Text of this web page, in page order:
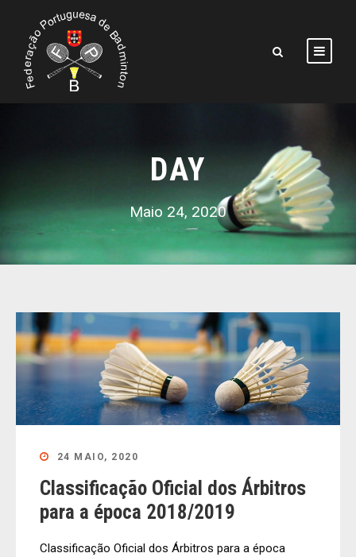
DAY
Maio 24, 2020
24 MAIO, 2020
Classificação Oficial dos Árbitros
para a época 2018/2019
Classificação Oficial dos Árbitros para a época